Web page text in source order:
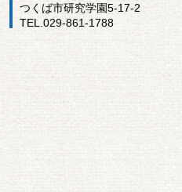
つくば市研究学園5-17-2
TEL.029-861-1788